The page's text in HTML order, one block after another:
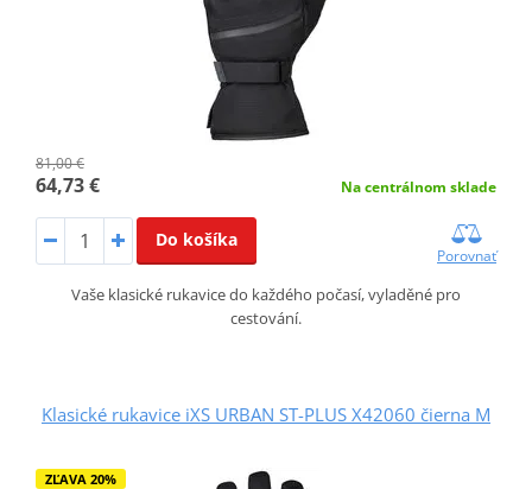
81,00 €
64,73 € Na centrálnom sklade
Do košíka
Porovnať
Vaše klasické rukavice do každého počasí, vyladěné pro
cestování.
Klasické rukavice iXS URBAN ST-PLUS X42060 čierna M
ZĽAVA 20%